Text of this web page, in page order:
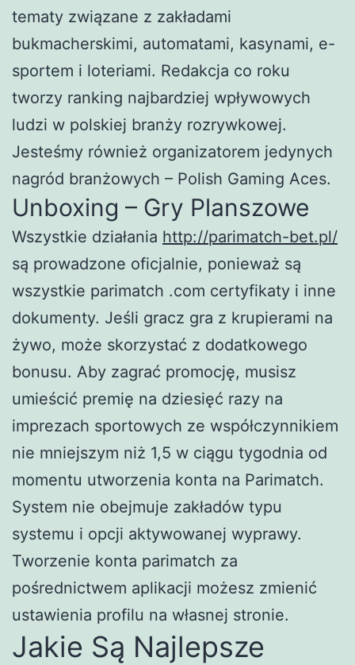
tematy związane z zakładami
bukmacherskimi, automatami, kasynami, e-
sportem i loteriami. Redakcja co roku
tworzy ranking najbardziej wpływowych
ludzi w polskiej branży rozrywkowej.
Jesteśmy również organizatorem jedynych
nagród branżowych – Polish Gaming Aces.
Unboxing – Gry Planszowe
Wszystkie działania http://parimatch-bet.pl/
są prowadzone oficjalnie, ponieważ są
wszystkie parimatch .com certyfikaty i inne
dokumenty. Jeśli gracz gra z krupierami na
żywo, może skorzystać z dodatkowego
bonusu. Aby zagrać promocję, musisz
umieścić premię na dziesięć razy na
imprezach sportowych ze współczynnikiem
nie mniejszym niż 1,5 w ciągu tygodnia od
momentu utworzenia konta na Parimatch.
System nie obejmuje zakładów typu
systemu i opcji aktywowanej wyprawy.
Tworzenie konta parimatch za
pośrednictwem aplikacji możesz zmienić
ustawienia profilu na własnej stronie.
Jakie Są Najlepsze